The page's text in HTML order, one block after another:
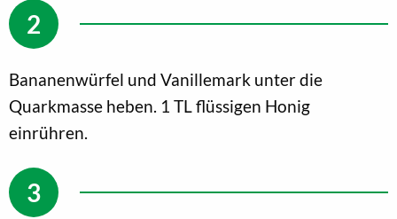
Bananenwürfel und Vanillemark unter die
Quarkmasse heben. 1 TL flüssigen Honig
einrühren.